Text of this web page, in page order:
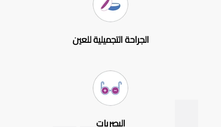
الجراحة التجميلية للعين
البصريات